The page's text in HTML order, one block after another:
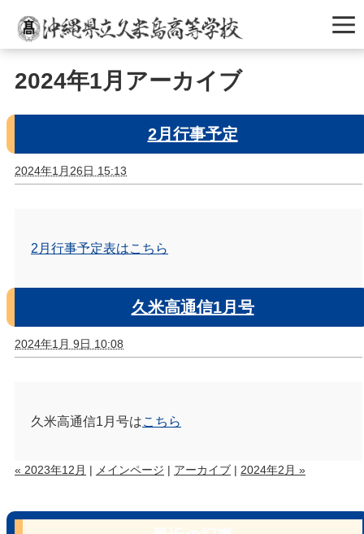
2024年1月アーカイブ
2月行事予定
2024年1月26日 15:13
2月行事予定表はこちら
久米高通信1月号
2024年1月 9日 10:08
久米高通信1月号はこちら
« 2023年12月 | メインページ | アーカイブ | 2024年2月 »